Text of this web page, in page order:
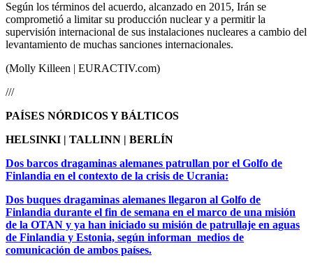
Según los términos del acuerdo, alcanzado en 2015, Irán se
comprometió a limitar su producción nuclear y a permitir la
supervisión internacional de sus instalaciones nucleares a cambio del
levantamiento de muchas sanciones internacionales.
(Molly Killeen | EURACTIV.com)
///
PAÍSES NÓRDICOS Y BÁLTICOS
HELSINKI | TALLINN | BERLÍN
Dos barcos dragaminas alemanes patrullan por el Golfo de
Finlandia en el contexto de la crisis de Ucrania:
Dos buques dragaminas alemanes llegaron al Golfo de
Finlandia durante el fin de semana en el marco de una misión
de la OTAN y ya han iniciado su misión de patrullaje en aguas
de Finlandia y Estonia, según informan medios de
comunicación de ambos países.